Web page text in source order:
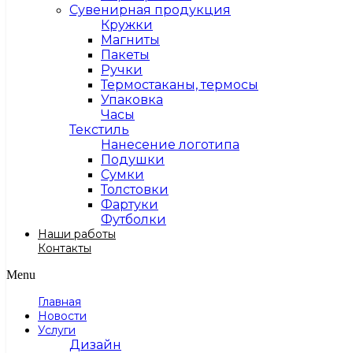
Сувенирная продукция
Кружки
Магниты
Пакеты
Ручки
Термостаканы, термосы
Упаковка
Часы
Текстиль
Нанесение логотипа
Подушки
Сумки
Толстовки
Фартуки
Футболки
Наши работы
Контакты
Menu
Главная
Новости
Услуги
Дизайн